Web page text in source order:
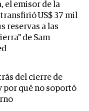
el emisor de la
US$ 37 mil
reservas a las
de Sam
del cierre de
por qué no soportó